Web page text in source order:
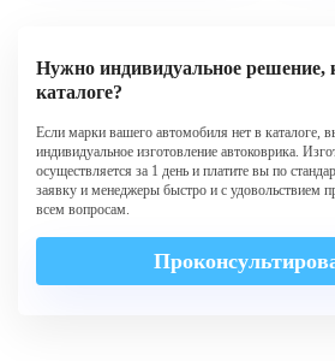
Нужно индивидуальное решение,
каталоге?
Если марки вашего автомобиля нет в каталоге,
индивидуальное изготовление автоковрика.
осуществляется за 1 день и платите вы по
заявку и менеджеры быстро и с удовольствием
всем вопросам.